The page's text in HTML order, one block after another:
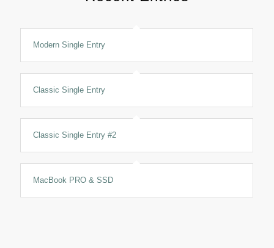
Modern Single Entry
Classic Single Entry
Classic Single Entry #2
MacBook PRO & SSD